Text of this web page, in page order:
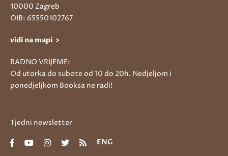
10000 Zagreb
OIB: 65550102767
vidi na mapi >
RADNO VRIJEME:
Od utorka do subote od 10 do 20h. Nedjeljom i
ponedjeljkom Booksa ne radi!
Tjedni newsletter
ENG